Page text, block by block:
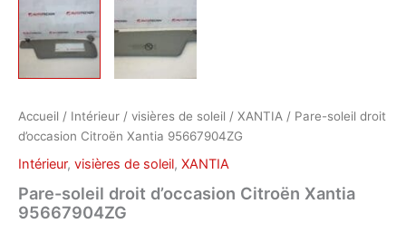
Accueil / Intérieur / visières de soleil / XANTIA / Pare-soleil droit
d’occasion Citroën Xantia 95667904ZG
Intérieur, visières de soleil, XANTIA
Pare-soleil droit d’occasion Citroën Xantia
95667904ZG